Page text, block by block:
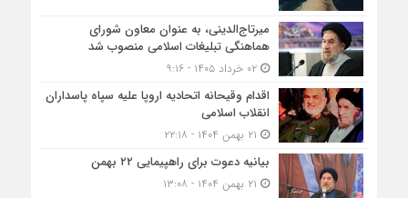
میرتاج‌الدینی، به عنوان معاون شورای
هماهنگی تبلیغات اسلامی منصوب شد
۰۲ خرداد ۱۴۰۵ - ۹:۱۶
اقدام وقیحانه اتحادیه اروپا علیه سپاه پاسداران
انقلاب اسلامی
بیانیه دعوت برای راهپیمایی ۲۲ بهمن